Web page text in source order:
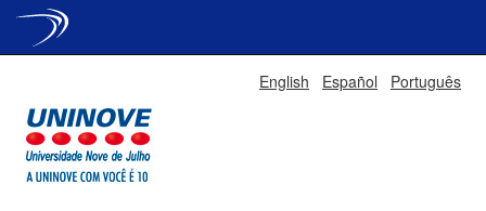
English Español Português